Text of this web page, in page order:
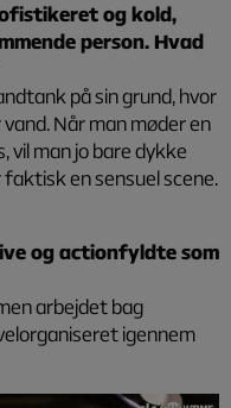
og kold,
person. Hvad
på sin grund, hvor
Når man møder en
vil man jo bare dykke
en sensuel scene.
og actionfyldte som
arbejdet bag
igennem